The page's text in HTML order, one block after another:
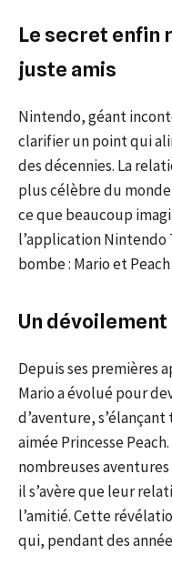
Le secret enfin
juste amis
Nintendo, géant
clarifier un point qui
des décennies. La
plus célèbre du
ce que beaucoup
l’application Nintendo
bombe : Mario et
Un
Depuis ses premières
Mario a évolué pour
d’aventure,
aimée Princesse
nombreuses
il s’avère que leur
l’amitié. Cette
qui, pendant des